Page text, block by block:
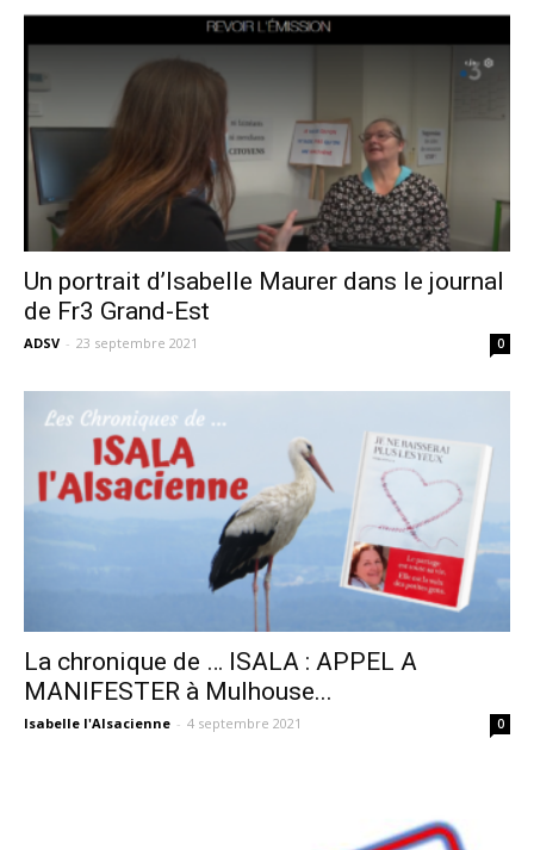
Un portrait d’Isabelle Maurer dans le journal
de Fr3 Grand-Est
ADSV - 23 septembre 2021 0
La chronique de … ISALA : APPEL A
MANIFESTER à Mulhouse...
Isabelle l'Alsacienne - 4 septembre 2021 0